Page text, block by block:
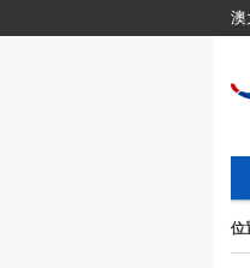
澳
位